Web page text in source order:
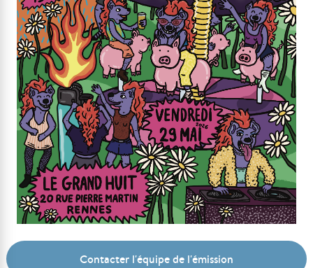
Contacter l'équipe de l'émission